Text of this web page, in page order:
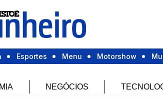
Esportes Menu Motorshow
NEGÓCIOS